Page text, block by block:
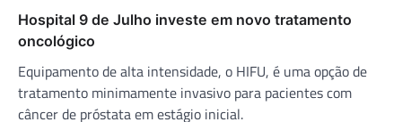
Hospital 9 de Julho investe em novo tratamento
oncológico
Equipamento de alta intensidade, o HIFU, é uma opção de
tratamento minimamente invasivo para pacientes com
câncer de próstata em estágio inicial.